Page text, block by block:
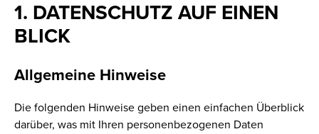
1. DATENSCHUTZ AUF EINEN
BLICK
Allgemeine Hinweise
Die folgenden Hinweise geben einen einfachen Überblick
darüber, was mit Ihren personenbezogenen Daten